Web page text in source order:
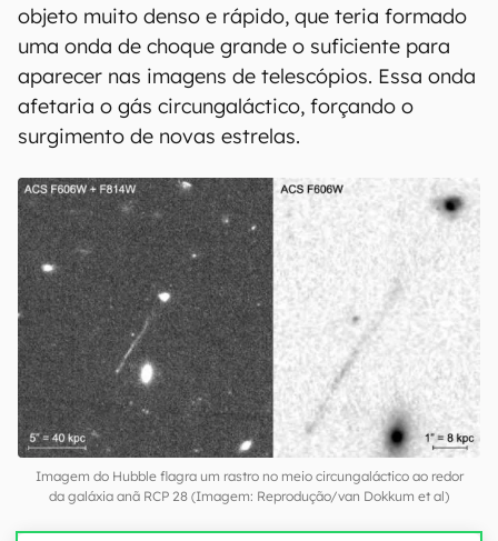
objeto muito denso e rápido, que teria formado
uma onda de choque grande o suficiente para
aparecer nas imagens de telescópios. Essa onda
afetaria o gás circungaláctico, forçando o
surgimento de novas estrelas.
Imagem do Hubble flagra um rastro no meio circungaláctico ao redor
da galáxia anã RCP 28 (Imagem: Reprodução/van Dokkum et al)